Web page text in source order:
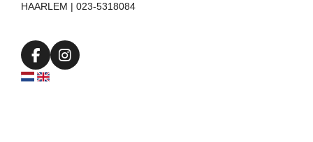
HAARLEM | 023-5318084
F
a
I